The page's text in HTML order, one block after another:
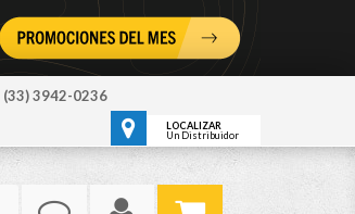
(33) 3942-0236
LOCALIZAR
Un Distribuidor